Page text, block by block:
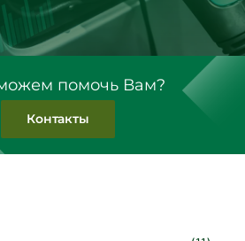
помочь Вам?
Контакты